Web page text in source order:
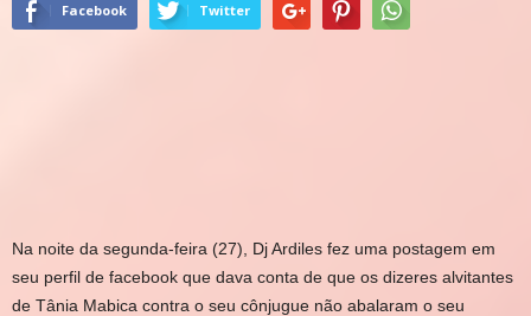
Facebook Twitter
Na noite da segunda-feira (27), Dj Ardiles fez uma postagem em
seu perfil de facebook que dava conta de que os dizeres alvitantes
de Tânia Mabica contra o seu cônjugue não abalaram o seu